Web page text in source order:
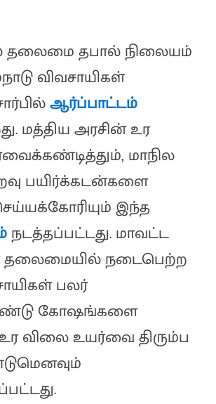
தலைமை தபால் நிலையம்
விவசாயிகள்
ஆர்ப்பாட்டம்
மத்திய அரசின் உர
மாநில
பயிர்க்கடன்களை
இந்த
நடத்தப்பட்டது. மாவட்ட
தலைமையில் நடைபெற்ற
பலர்
கோஷங்களை
உர விலை உயர்வை திரும்ப